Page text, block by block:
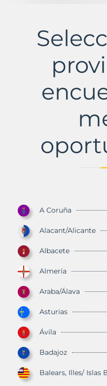
Tenerife
Municipio
Murbalands
A Coruña
Alacant/Alicante
Albacete
Almería
Araba/Álava
Asturias
Ávila
Badajoz
Balears, Illes/ Islas